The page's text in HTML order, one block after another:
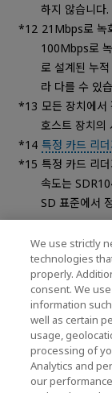
하지 않습니다.
21Mbps로 녹
100Mbps로
로 설계된 누
라 다를 수 있
모든 장치에서
호스트 장치의
특정 카드 리
특정 카드 리
속도는
SD 표준에서
제품 사양 및
지원
We use strictly
technologies
properly.
consent. We
information
well as certain
usage,
processing of
Analytics and
our